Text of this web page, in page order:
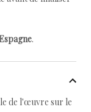
.
de l'œuvre sur le